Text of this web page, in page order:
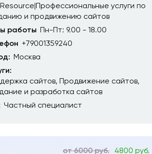
услуги по
и продвижению сайтов
работы Пн-Пт: 9.00 - 18.00
+79001359240
Москва
сайтов Продвижение сайтов
и разработка сайтов
Частный специалист
от 6000 руб. 4800 руб.